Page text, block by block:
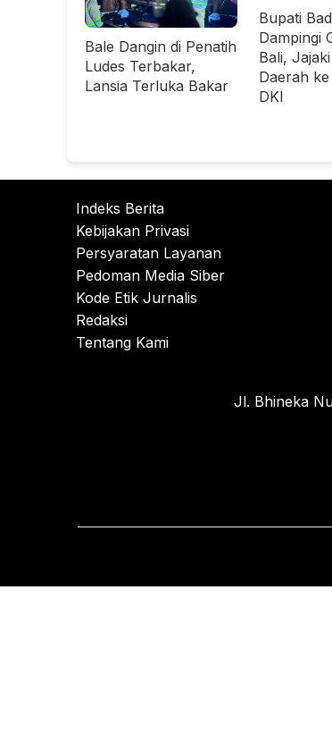
Bale Dangin di Penatih
Ludes Terbakar,
Lansia Terluka Bakar
Bupati
Dampingi
Bali,
Daerah
DKI
Indeks Berita
Kebijakan Privasi
Persyaratan Layanan
Pedoman Media Siber
Kode Etik Jurnalis
Redaksi
Tentang Kami
Jl. Bhineka